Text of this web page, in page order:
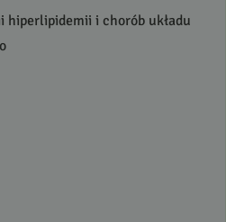
hiperlipidemii i chorób układu